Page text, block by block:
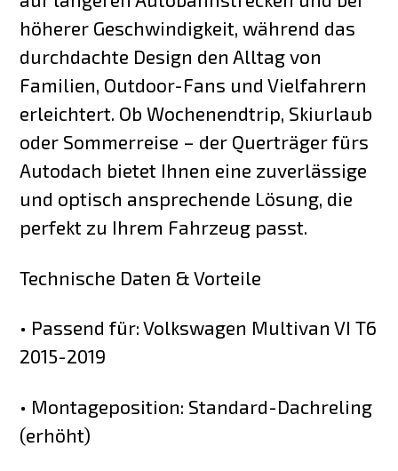
höherer Geschwindigkeit, während das
durchdachte Design den Alltag von
Familien, Outdoor-Fans und Vielfahrern
erleichtert. Ob Wochenendtrip, Skiurlaub
oder Sommerreise – der Querträger fürs
Autodach bietet Ihnen eine zuverlässige
und optisch ansprechende Lösung, die
perfekt zu Ihrem Fahrzeug passt.
Technische Daten & Vorteile
• Passend für: Volkswagen Multivan VI T6
2015-2019
• Montageposition: Standard-Dachreling
(erhöht)